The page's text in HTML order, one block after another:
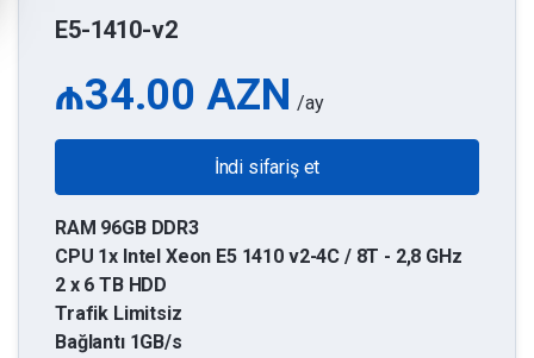
E5-1410-v2
₼34.00 AZN /ay
İndi sifariş et
RAM 96GB DDR3
CPU 1x Intel Xeon E5 1410 v2-4C / 8T - 2,8 GHz
2 x 6 TB HDD
Trafik Limitsiz
Bağlantı 1GB/s